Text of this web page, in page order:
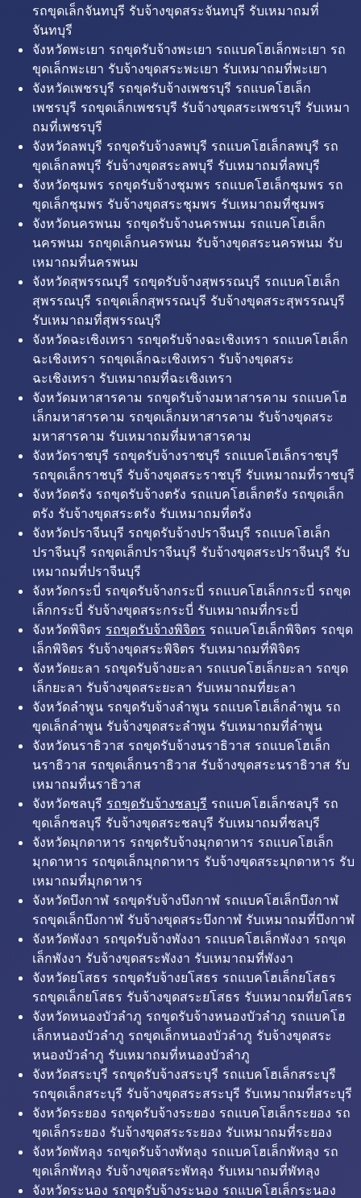
รถขุดเล็กจันทบุรี รับจ้างขุดสระจันทบุรี รับเหมาถมที่
จันทบุรี
จังหวัดพะเยา รถขุดรับจ้างพะเยา รถแบคโฮเล็กพะเยา รถ
ขุดเล็กพะเยา รับจ้างขุดสระพะเยา รับเหมาถมที่พะเยา
จังหวัดเพชรบุรี รถขุดรับจ้างเพชรบุรี รถแบคโฮเล็ก
เพชรบุรี รถขุดเล็กเพชรบุรี รับจ้างขุดสระเพชรบุรี รับเหมา
ถมที่เพชรบุรี
จังหวัดลพบุรี รถขุดรับจ้างลพบุรี รถแบคโฮเล็กลพบุรี รถ
ขุดเล็กลพบุรี รับจ้างขุดสระลพบุรี รับเหมาถมที่ลพบุรี
จังหวัดชุมพร รถขุดรับจ้างชุมพร รถแบคโฮเล็กชุมพร รถ
ขุดเล็กชุมพร รับจ้างขุดสระชุมพร รับเหมาถมที่ชุมพร
จังหวัดนครพนม รถขุดรับจ้างนครพนม รถแบคโฮเล็ก
นครพนม รถขุดเล็กนครพนม รับจ้างขุดสระนครพนม รับ
เหมาถมที่นครพนม
จังหวัดสุพรรณบุรี รถขุดรับจ้างสุพรรณบุรี รถแบคโฮเล็ก
สุพรรณบุรี รถขุดเล็กสุพรรณบุรี รับจ้างขุดสระสุพรรณบุรี
รับเหมาถมที่สุพรรณบุรี
จังหวัดฉะเชิงเทรา รถขุดรับจ้างฉะเชิงเทรา รถแบคโฮเล็ก
ฉะเชิงเทรา รถขุดเล็กฉะเชิงเทรา รับจ้างขุดสระ
ฉะเชิงเทรา รับเหมาถมที่ฉะเชิงเทรา
จังหวัดมหาสารคาม รถขุดรับจ้างมหาสารคาม รถแบคโฮ
เล็กมหาสารคาม รถขุดเล็กมหาสารคาม รับจ้างขุดสระ
มหาสารคาม รับเหมาถมที่มหาสารคาม
จังหวัดราชบุรี รถขุดรับจ้างราชบุรี รถแบคโฮเล็กราชบุรี
รถขุดเล็กราชบุรี รับจ้างขุดสระราชบุรี รับเหมาถมที่ราชบุรี
จังหวัดตรัง รถขุดรับจ้างตรัง รถแบคโฮเล็กตรัง รถขุดเล็ก
ตรัง รับจ้างขุดสระตรัง รับเหมาถมที่ตรัง
จังหวัดปราจีนบุรี รถขุดรับจ้างปราจีนบุรี รถแบคโฮเล็ก
ปราจีนบุรี รถขุดเล็กปราจีนบุรี รับจ้างขุดสระปราจีนบุรี รับ
เหมาถมที่ปราจีนบุรี
จังหวัดกระบี่ รถขุดรับจ้างกระบี่ รถแบคโฮเล็กกระบี่ รถขุด
เล็กกระบี่ รับจ้างขุดสระกระบี่ รับเหมาถมที่กระบี่
จังหวัดพิจิตร รถขุดรับจ้างพิจิตร รถแบคโฮเล็กพิจิตร รถขุด
เล็กพิจิตร รับจ้างขุดสระพิจิตร รับเหมาถมที่พิจิตร
จังหวัดยะลา รถขุดรับจ้างยะลา รถแบคโฮเล็กยะลา รถขุด
เล็กยะลา รับจ้างขุดสระยะลา รับเหมาถมที่ยะลา
จังหวัดลำพูน รถขุดรับจ้างลำพูน รถแบคโฮเล็กลำพูน รถ
ขุดเล็กลำพูน รับจ้างขุดสระลำพูน รับเหมาถมที่ลำพูน
จังหวัดนราธิวาส รถขุดรับจ้างนราธิวาส รถแบคโฮเล็ก
นราธิวาส รถขุดเล็กนราธิวาส รับจ้างขุดสระนราธิวาส รับ
เหมาถมที่นราธิวาส
จังหวัดชลบุรี รถขุดรับจ้างชลบุรี รถแบคโฮเล็กชลบุรี รถ
ขุดเล็กชลบุรี รับจ้างขุดสระชลบุรี รับเหมาถมที่ชลบุรี
จังหวัดมุกดาหาร รถขุดรับจ้างมุกดาหาร รถแบคโฮเล็ก
มุกดาหาร รถขุดเล็กมุกดาหาร รับจ้างขุดสระมุกดาหาร รับ
เหมาถมที่มุกดาหาร
จังหวัดบึงกาฬ รถขุดรับจ้างบึงกาฬ รถแบคโฮเล็กบึงกาฬ
รถขุดเล็กบึงกาฬ รับจ้างขุดสระบึงกาฬ รับเหมาถมที่บึงกาฬ
จังหวัดพังงา รถขุดรับจ้างพังงา รถแบคโฮเล็กพังงา รถขุด
เล็กพังงา รับจ้างขุดสระพังงา รับเหมาถมที่พังงา
จังหวัดยโสธร รถขุดรับจ้างยโสธร รถแบคโฮเล็กยโสธร
รถขุดเล็กยโสธร รับจ้างขุดสระยโสธร รับเหมาถมที่ยโสธร
จังหวัดหนองบัวลำภู รถขุดรับจ้างหนองบัวลำภู รถแบคโฮ
เล็กหนองบัวลำภู รถขุดเล็กหนองบัวลำภู รับจ้างขุดสระ
หนองบัวลำภู รับเหมาถมที่หนองบัวลำภู
จังหวัดสระบุรี รถขุดรับจ้างสระบุรี รถแบคโฮเล็กสระบุรี
รถขุดเล็กสระบุรี รับจ้างขุดสระสระบุรี รับเหมาถมที่สระบุรี
จังหวัดระยอง รถขุดรับจ้างระยอง รถแบคโฮเล็กระยอง รถ
ขุดเล็กระยอง รับจ้างขุดสระระยอง รับเหมาถมที่ระยอง
จังหวัดพัทลุง รถขุดรับจ้างพัทลุง รถแบคโฮเล็กพัทลุง รถ
ขุดเล็กพัทลุง รับจ้างขุดสระพัทลุง รับเหมาถมที่พัทลุง
จังหวัดระนอง รถขุดรับจ้างระนอง รถแบคโฮเล็กระนอง